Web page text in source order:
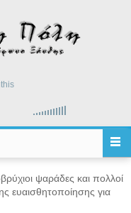
ψαράδες και πολλοί
ευαισθητοποίησης για